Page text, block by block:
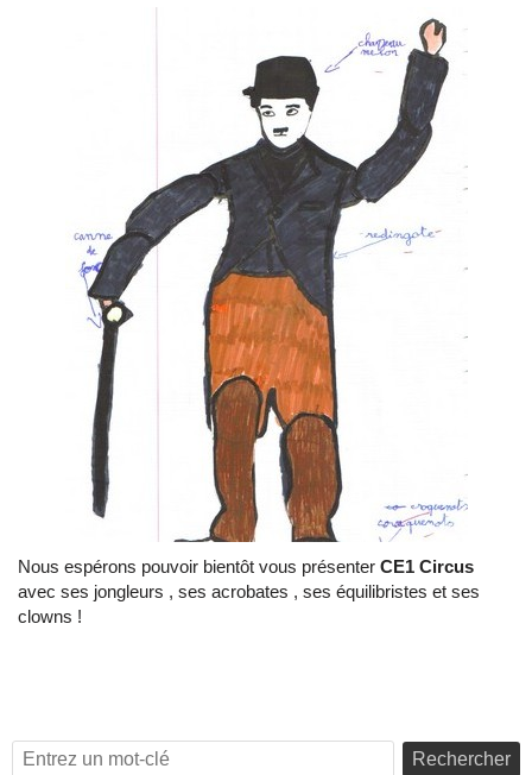
Nous espérons pouvoir bientôt vous présenter CE1 Circus
avec ses jongleurs , ses acrobates , ses équilibristes et ses
clowns !
Rechercher